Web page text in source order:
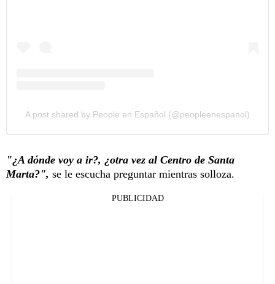
A post shared by People en Español (@peopleenespanol)
"¿A dónde voy a ir?, ¿otra vez al Centro de Santa
Marta?", se le escucha preguntar mientras solloza.
PUBLICIDAD